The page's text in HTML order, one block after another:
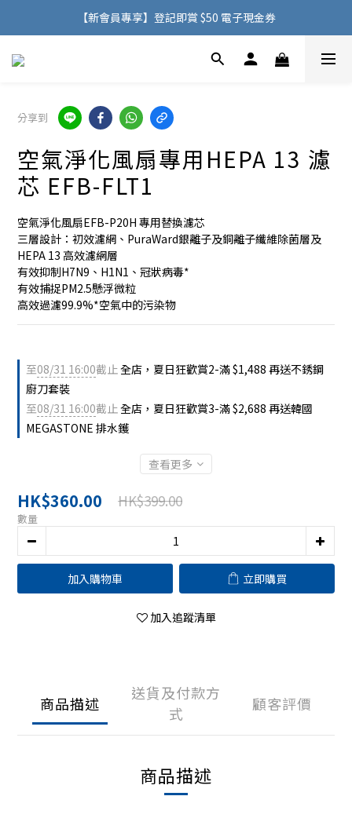
購物滿 HK$500，即可免費享用香港地區送貨服務
【新會員專享】登記即賞 $50 電子現金券
購物滿 HK$500，即可免費享用香港地區送貨服務
分享到
空氣淨化風扇專用HEPA 13 濾
芯 EFB-FLT1
空氣淨化風扇EFB-P20H 專用替換濾芯
三層設計：初效濾網、PuraWard銀離子及銅離子纖維除菌層及
HEPA 13 高效濾網層
有效抑制H7N9、H1N1、冠狀病毒*
有效捕捉PM2.5懸浮微粒
高效過濾99.9%*空氣中的污染物
至08/31 16:00截止全店，夏日狂歡賞2-滿 $1,488 再送不銹鋼
廚刀套裝
至08/31 16:00截止全店，夏日狂歡賞3-滿 $2,688 再送韓國
MEGASTONE 排水鑊
查看更多
HK$360.00 HK$399.00
數量
加入購物車 立即購買
加入追蹤清單
商品描述
送貨及付款方
式
顧客評價
商品描述